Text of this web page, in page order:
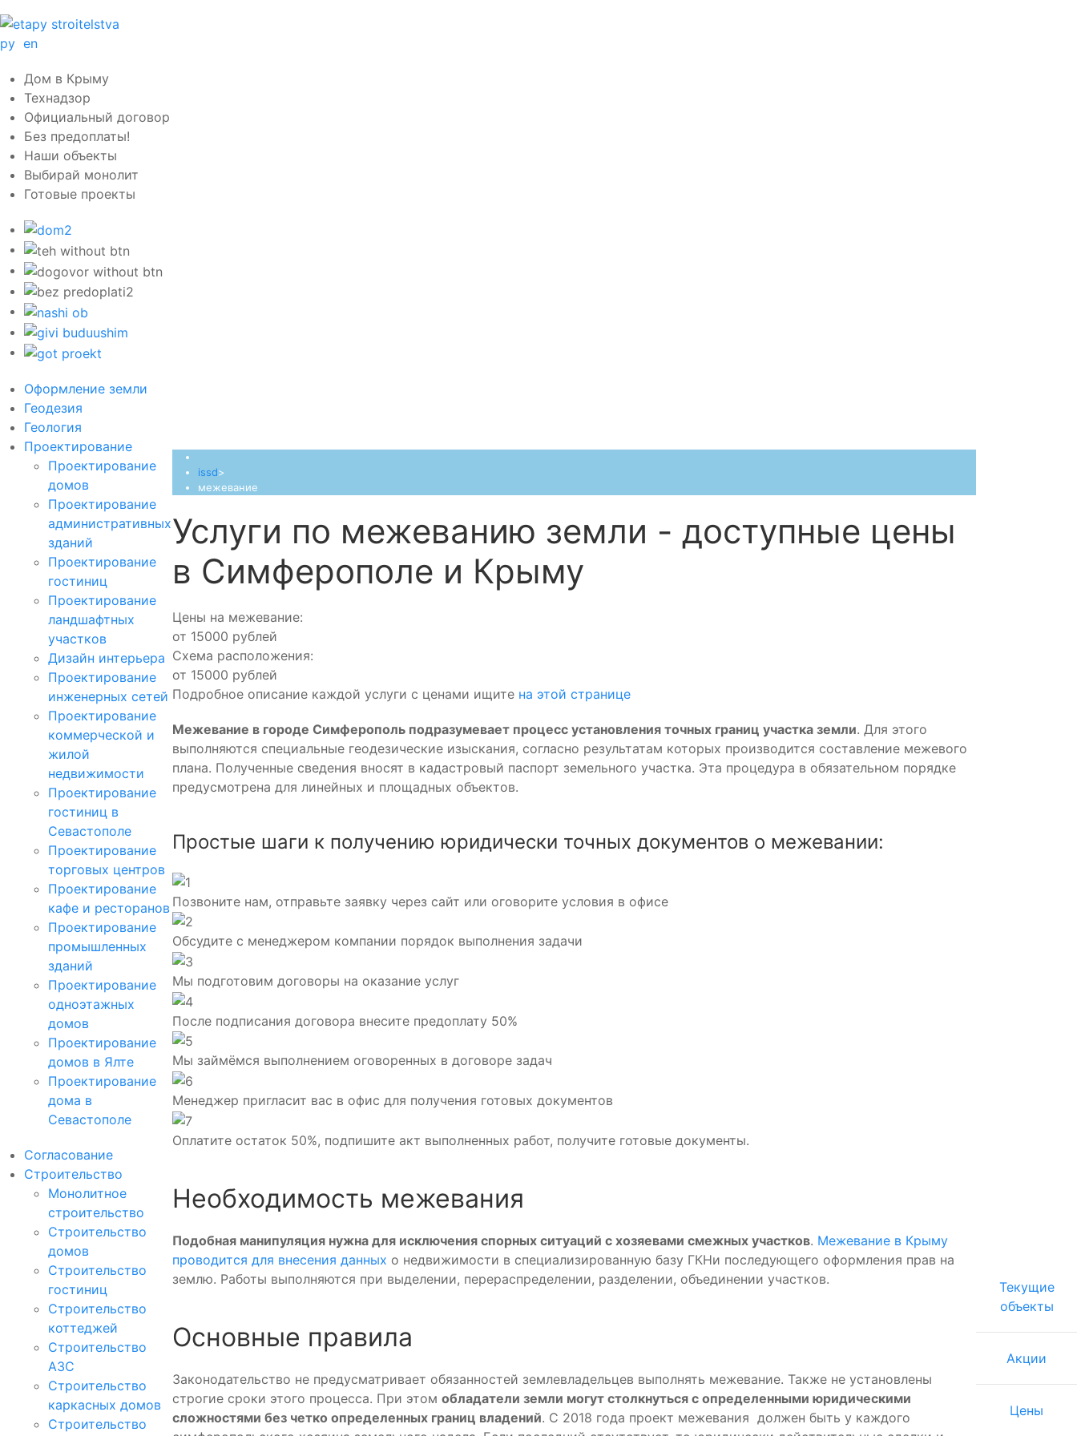
ру en
Дом в Крыму
Технадзор
Официальный договор
Без предоплаты!
Наши объекты
Выбирай монолит
Готовые проекты
Оформление земли
Геодезия
Геология
Проектирование
Проектирование
домов
Проектирование
административных
зданий
Проектирование
гостиниц
Проектирование
ландшафтных
участков
Дизайн интерьера
Проектирование
инженерных сетей
Проектирование
коммерческой и
жилой
недвижимости
Проектирование
гостиниц в
Севастополе
Проектирование
торговых центров
Проектирование
кафе и ресторанов
Проектирование
промышленных
зданий
Проектирование
одноэтажных
домов
Проектирование
домов в Ялте
Проектирование
дома в
Севастополе
Согласование
Строительство
Монолитное
строительство
Строительство
домов
Строительство
гостиниц
Строительство
коттеджей
Строительство
АЗС
Строительство
каркасных домов
Строительство
issd>
межевание
Услуги по межеванию земли - доступные цены
в Симферополе и Крыму
Цены на межевание:
от 15000 рублей
Схема расположения:
от 15000 рублей
Подробное описание каждой услуги с ценами ищите на этой странице
Межевание в городе Симферополь подразумевает процесс установления точных границ участка земли. Для этого
выполняются специальные геодезические изыскания, согласно результатам которых производится составление межевого
плана. Полученные сведения вносят в кадастровый паспорт земельного участка. Эта процедура в обязательном порядке
предусмотрена для линейных и площадных объектов.
Простые шаги к получению юридически точных документов о межевании:
Позвоните нам, отправьте заявку через сайт или оговорите условия в офисе
Обсудите с менеджером компании порядок выполнения задачи
Мы подготовим договоры на оказание услуг
После подписания договора внесите предоплату 50%
Мы займёмся выполнением оговоренных в договоре задач
Менеджер пригласит вас в офис для получения готовых документов
Оплатите остаток 50%, подпишите акт выполненных работ, получите готовые документы.
Необходимость межевания
Подобная манипуляция нужна для исключения спорных ситуаций с хозяевами смежных участков. Межевание в Крыму
проводится для внесения данных о недвижимости в специализированную базу ГКНи последующего оформления прав на
землю. Работы выполняются при выделении, перераспределении, разделении, объединении участков.
Основные правила
Законодательство не предусматривает обязанностей землевладельцев выполнять межевание. Также не установлены
строгие сроки этого процесса. При этом обладатели земли могут столкнуться с определенными юридическими
сложностями без четко определенных границ владений. С 2018 года проект межевания должен быть у каждого
Текущие
объекты
Акции
Цены